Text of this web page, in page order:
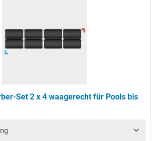
Set 2 x 4 waagerecht für Pools bis